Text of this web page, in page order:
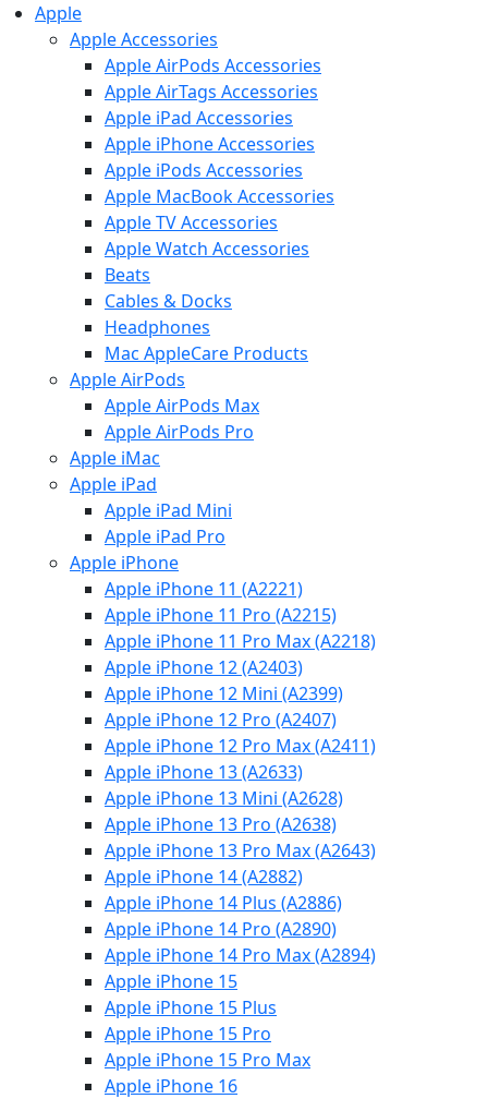
Apple
Apple Accessories
Apple AirPods Accessories
Apple AirTags Accessories
Apple iPad Accessories
Apple iPhone Accessories
Apple iPods Accessories
Apple MacBook Accessories
Apple TV Accessories
Apple Watch Accessories
Beats
Cables & Docks
Headphones
Mac AppleCare Products
Apple AirPods
Apple AirPods Max
Apple AirPods Pro
Apple iMac
Apple iPad
Apple iPad Mini
Apple iPad Pro
Apple iPhone
Apple iPhone 11 (A2221)
Apple iPhone 11 Pro (A2215)
Apple iPhone 11 Pro Max (A2218)
Apple iPhone 12 (A2403)
Apple iPhone 12 Mini (A2399)
Apple iPhone 12 Pro (A2407)
Apple iPhone 12 Pro Max (A2411)
Apple iPhone 13 (A2633)
Apple iPhone 13 Mini (A2628)
Apple iPhone 13 Pro (A2638)
Apple iPhone 13 Pro Max (A2643)
Apple iPhone 14 (A2882)
Apple iPhone 14 Plus (A2886)
Apple iPhone 14 Pro (A2890)
Apple iPhone 14 Pro Max (A2894)
Apple iPhone 15
Apple iPhone 15 Plus
Apple iPhone 15 Pro
Apple iPhone 15 Pro Max
Apple iPhone 16